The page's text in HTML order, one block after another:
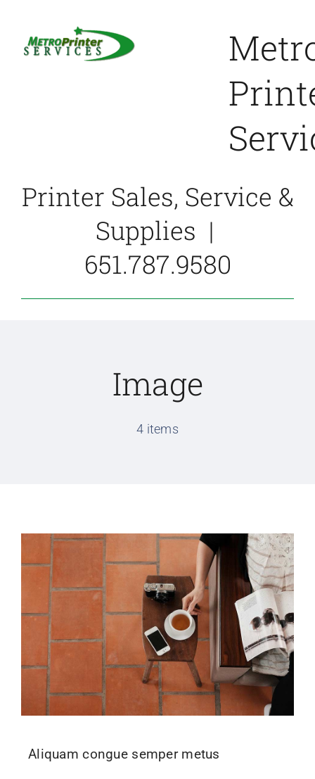
content
Printer Sales, Service &
Supplies |
651.787.9580
Image
4 items
Aliquam congue semper metus